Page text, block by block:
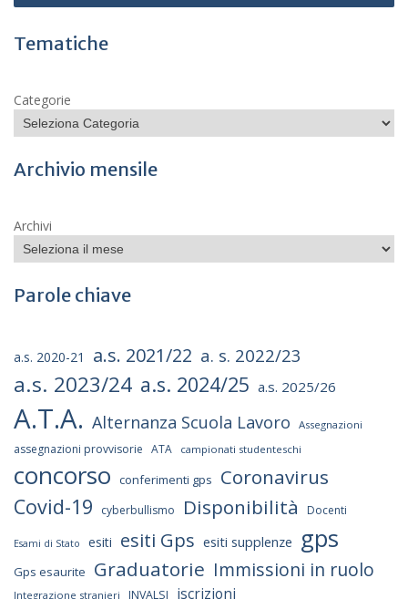
Tematiche
Categorie
Archivio mensile
Archivi
Parole chiave
a.s. 2020-21 a.s. 2021/22 a. s. 2022/23
a.s. 2023/24 a.s. 2024/25 a.s. 2025/26
A.T.A. Alternanza Scuola Lavoro Assegnazioni
assegnazioni provvisorie ATA campionati studenteschi
concorso conferimenti gps Coronavirus
Covid-19 cyberbullismo Disponibilità Docenti
Esami di Stato esiti esiti Gps esiti supplenze gps
Gps esaurite Graduatorie Immissioni in ruolo
Integrazione stranieri INVALSI
iscrizioni